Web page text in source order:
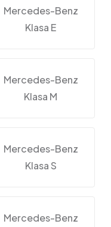
Mercedes-Benz
Klasa E
Mercedes-Benz
Klasa M
Mercedes-Benz
Klasa S
Mercedes-Benz